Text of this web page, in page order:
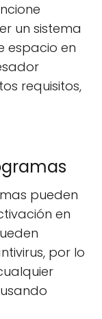
un sistema
espacio en
requisitos,
pueden
en
por lo